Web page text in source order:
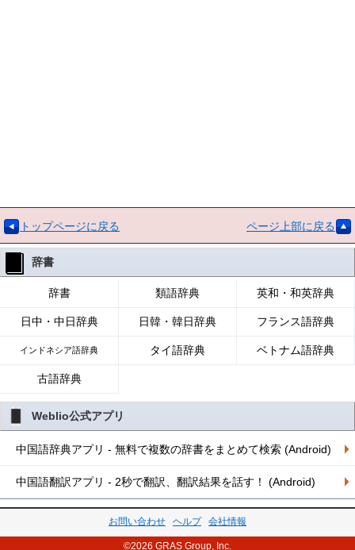
トップページに戻る ページ上部に戻る
辞書
辞書 類語辞典 英和・和英辞典
日中・中日辞典 日韓・韓日辞典 フランス語辞典
インドネシア語辞典 タイ語辞典 ベトナム語辞典
古語辞典
Weblio公式アプリ
中国語辞典アプリ - 無料で複数の辞書をまとめて検索 (Android)
中国語翻訳アプリ - 2秒で翻訳、翻訳結果を話す！ (Android)
お問い合わせ ヘルプ 会社情報
©2026 GRAS Group, Inc.